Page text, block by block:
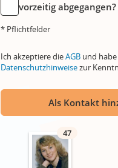
vorzeitig abgegangen?
* Pflichtfelder
Ich akzeptiere dieAGB und
Datenschutzhinweisezur
Als Kontakt
47